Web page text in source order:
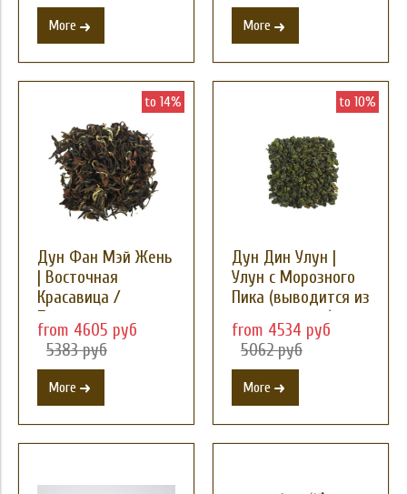
More More
to 14%
Дун Фан Мэй Жень
| Восточная
Красавица /
Премиум
from 4605 руб
5383 руб
More
to 10%
Дун Дин Улун |
Улун с Морозного
Пика (выводится из
ассортимента)
from 4534 руб
5062 руб
More